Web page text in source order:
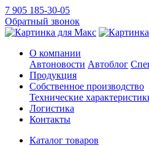
7 905 185-30-05
Обратный звонок
О компании
Автоновости Автоблог
Продукция
Собственное производство
Технические
Логистика
Контакты
Каталог товаров